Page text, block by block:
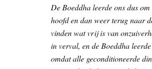
De Boeddha leerde ons dus
hoofd en dan weer terug naar
vinden wat vrij is van
in verval, en de Boeddha
omdat alle geconditioneerde